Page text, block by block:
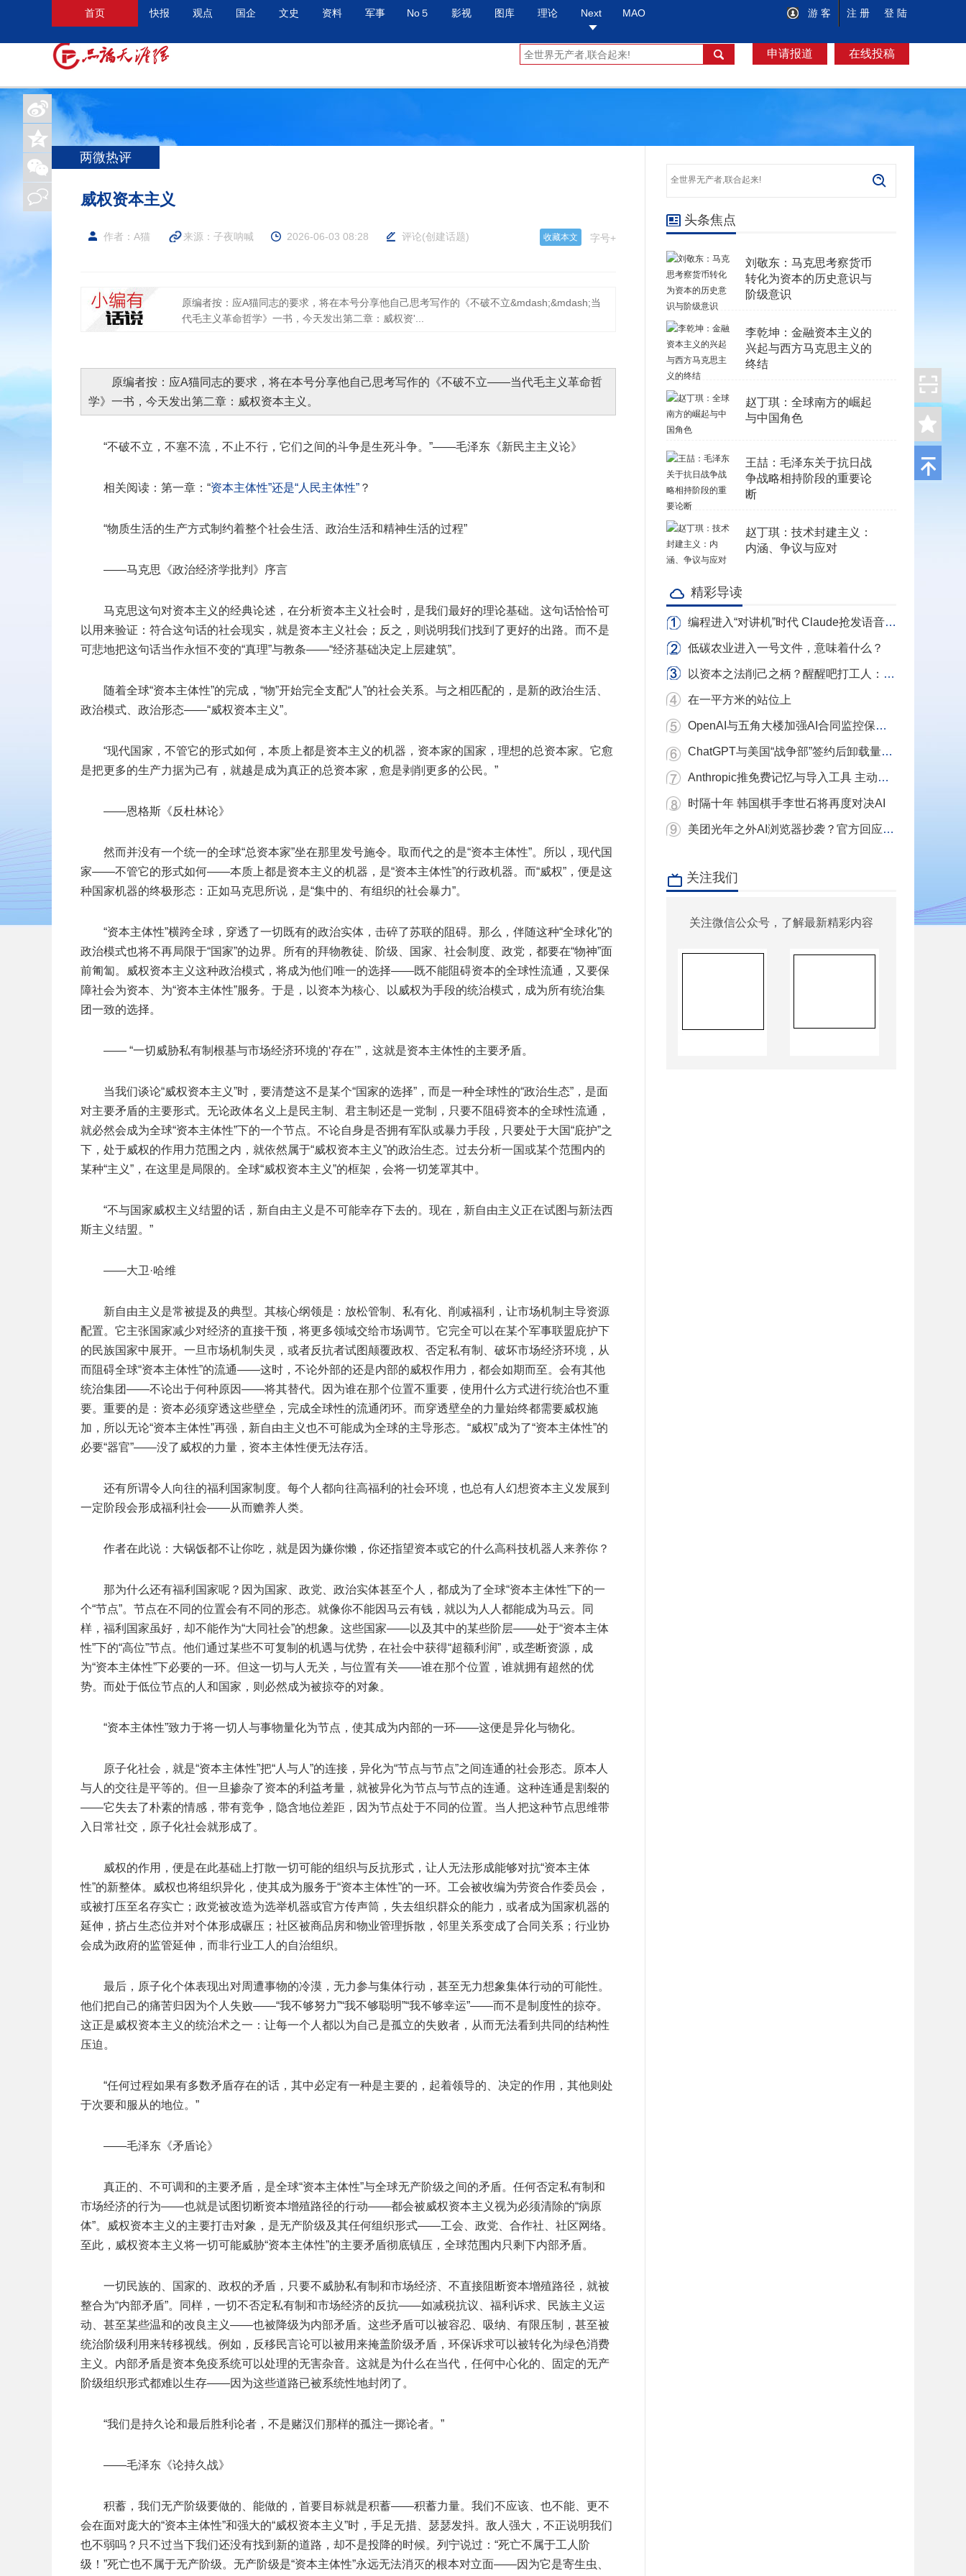
首页 快报 观点 国企 文史 资料 军事 No５ 影视 图库 理论 Next MAO 游 客 注 册 登 陆
申请报道 在线投稿
两微热评
威权资本主义
字号+
作者：A猫 来源： 子夜呐喊 2026-06-03 08:28 评论(创建话题) 收藏本文
原编者按：应A猫同志的要求，将在本号分享他自己思考写作的《不破不立&mdash;&mdash;当
代毛主义革命哲学》一书，今天发出第二章：威权资'...
原编者按：应A猫同志的要求，将在本号分享他自己思考写作的《不破不立——当代毛主义革命哲
学》一书，今天发出第二章：威权资本主义。
“不破不立，不塞不流，不止不行，它们之间的斗争是生死斗争。”——毛泽东《新民主主义论》
相关阅读：第一章：“资本主体性”还是“人民主体性” ？
“物质生活的生产方式制约着整个社会生活、政治生活和精神生活的过程”
——马克思《政治经济学批判》序言
马克思这句对资本主义的经典论述，在分析资本主义社会时，是我们最好的理论基础。这句话恰恰可
以用来验证：符合这句话的社会现实，就是资本主义社会；反之，则说明我们找到了更好的出路。而不是
可悲地把这句话当作永恒不变的“真理”与教条——“经济基础决定上层建筑”。
随着全球“资本主体性”的完成，“物”开始完全支配“人”的社会关系。与之相匹配的，是新的政治生活、
政治模式、政治形态——“威权资本主义”。
“现代国家，不管它的形式如何，本质上都是资本主义的机器，资本家的国家，理想的总资本家。它愈
是把更多的生产力据为己有，就越是成为真正的总资本家，愈是剥削更多的公民。”
——恩格斯《反杜林论》
然而并没有一个统一的全球“总资本家”坐在那里发号施令。取而代之的是“资本主体性”。所以，现代国
家——不管它的形式如何——本质上都是资本主义的机器，是“资本主体性”的行政机器。而“威权”，便是这
种国家机器的终极形态：正如马克思所说，是“集中的、有组织的社会暴力”。
“资本主体性”横跨全球，穿透了一切既有的政治实体，击碎了苏联的阻碍。那么，伴随这种“全球化”的
政治模式也将不再局限于“国家”的边界。所有的拜物教徒、阶级、国家、社会制度、政党，都要在“物神”面
前匍匐。威权资本主义这种政治模式，将成为他们唯一的选择——既不能阻碍资本的全球性流通，又要保
障社会为资本、为“资本主体性”服务。于是，以资本为核心、以威权为手段的统治模式，成为所有统治集
团一致的选择。
—— “一切威胁私有制根基与市场经济环境的‘存在’”，这就是资本主体性的主要矛盾。
当我们谈论“威权资本主义”时，要清楚这不是某个“国家的选择”，而是一种全球性的“政治生态”，是面
对主要矛盾的主要形式。无论政体名义上是民主制、君主制还是一党制，只要不阻碍资本的全球性流通，
就必然会成为全球“资本主体性”下的一个节点。不论自身是否拥有军队或暴力手段，只要处于大国“庇护”之
下，处于威权的作用力范围之内，就依然属于“威权资本主义”的政治生态。过去分析一国或某个范围内的
某种“主义”，在这里是局限的。全球“威权资本主义”的框架，会将一切笼罩其中。
“不与国家威权主义结盟的话，新自由主义是不可能幸存下去的。现在，新自由主义正在试图与新法西
斯主义结盟。”
——大卫·哈维
新自由主义是常被提及的典型。其核心纲领是：放松管制、私有化、削减福利，让市场机制主导资源
配置。它主张国家减少对经济的直接干预，将更多领域交给市场调节。它完全可以在某个军事联盟庇护下
的民族国家中展开。一旦市场机制失灵，或者反抗者试图颠覆政权、否定私有制、破坏市场经济环境，从
而阻碍全球“资本主体性”的流通——这时，不论外部的还是内部的威权作用力，都会如期而至。会有其他
统治集团——不论出于何种原因——将其替代。因为谁在那个位置不重要，使用什么方式进行统治也不重
要。重要的是：资本必须穿透这些壁垒，完成全球性的流通闭环。而穿透壁垒的力量始终都需要威权施
加，所以无论“资本主体性”再强，新自由主义也不可能成为全球的主导形态。“威权”成为了“资本主体性”的
必要“器官”——没了威权的力量，资本主体性便无法存活。
还有所谓令人向往的福利国家制度。每个人都向往高福利的社会环境，也总有人幻想资本主义发展到
一定阶段会形成福利社会——从而赡养人类。
作者在此说：大锅饭都不让你吃，就是因为嫌你懒，你还指望资本或它的什么高科技机器人来养你？
那为什么还有福利国家呢？因为国家、政党、政治实体甚至个人，都成为了全球“资本主体性”下的一
个“节点”。节点在不同的位置会有不同的形态。就像你不能因马云有钱，就以为人人都能成为马云。同
样，福利国家虽好，却不能作为“大同社会”的想象。这些国家——以及其中的某些阶层——处于“资本主体
性”下的“高位”节点。他们通过某些不可复制的机遇与优势，在社会中获得“超额利润”，或垄断资源，成
为“资本主体性”下必要的一环。但这一切与人无关，与位置有关——谁在那个位置，谁就拥有超然的优
势。而处于低位节点的人和国家，则必然成为被掠夺的对象。
“资本主体性”致力于将一切人与事物量化为节点，使其成为内部的一环——这便是异化与物化。
原子化社会，就是“资本主体性”把“人与人”的连接，异化为“节点与节点”之间连通的社会形态。原本人
与人的交往是平等的。但一旦掺杂了资本的利益考量，就被异化为节点与节点的连通。这种连通是割裂的
——它失去了朴素的情感，带有竞争，隐含地位差距，因为节点处于不同的位置。当人把这种节点思维带
入日常社交，原子化社会就形成了。
威权的作用，便是在此基础上打散一切可能的组织与反抗形式，让人无法形成能够对抗“资本主体
性”的新整体。威权也将组织异化，使其成为服务于“资本主体性”的一环。工会被收编为劳资合作委员会，
或被打压至名存实亡；政党被改造为选举机器或官方传声筒，失去组织群众的能力，或者成为国家机器的
延伸，挤占生态位并对个体形成碾压；社区被商品房和物业管理拆散，邻里关系变成了合同关系；行业协
会成为政府的监管延伸，而非行业工人的自治组织。
最后，原子化个体表现出对周遭事物的冷漠，无力参与集体行动，甚至无力想象集体行动的可能性。
他们把自己的痛苦归因为个人失败——“我不够努力”“我不够聪明”“我不够幸运”——而不是制度性的掠夺。
这正是威权资本主义的统治术之一：让每一个人都以为自己是孤立的失败者，从而无法看到共同的结构性
压迫。
“任何过程如果有多数矛盾存在的话，其中必定有一种是主要的，起着领导的、决定的作用，其他则处
于次要和服从的地位。”
——毛泽东《矛盾论》
真正的、不可调和的主要矛盾，是全球“资本主体性”与全球无产阶级之间的矛盾。任何否定私有制和
市场经济的行为——也就是试图切断资本增殖路径的行动——都会被威权资本主义视为必须清除的“病原
体”。威权资本主义的主要打击对象，是无产阶级及其任何组织形式——工会、政党、合作社、社区网络。
至此，威权资本主义将一切可能威胁“资本主体性”的主要矛盾彻底镇压，全球范围内只剩下内部矛盾。
一切民族的、国家的、政权的矛盾，只要不威胁私有制和市场经济、不直接阻断资本增殖路径，就被
整合为“内部矛盾”。同样，一切不否定私有制和市场经济的反抗——如减税抗议、福利诉求、民族主义运
动、甚至某些温和的改良主义——也被降级为内部矛盾。这些矛盾可以被容忍、吸纳、有限压制，甚至被
统治阶级利用来转移视线。例如，反移民言论可以被用来掩盖阶级矛盾，环保诉求可以被转化为绿色消费
主义。内部矛盾是资本免疫系统可以处理的无害杂音。这就是为什么在当代，任何中心化的、固定的无产
阶级组织形式都难以生存——因为这些道路已被系统性地封闭了。
“我们是持久论和最后胜利论者，不是赌汉们那样的孤注一掷论者。”
——毛泽东《论持久战》
积蓄，我们无产阶级要做的、能做的，首要目标就是积蓄——积蓄力量。我们不应该、也不能、更不
会在面对庞大的“资本主体性”和强大的“威权资本主义”时，手足无措、瑟瑟发抖。敌人强大，不正说明我们
也不弱吗？只不过当下我们还没有找到新的道路，却不是投降的时候。列宁说过：“死亡不属于工人阶
级！”死亡也不属于无产阶级。无产阶级是“资本主体性”永远无法消灭的根本对立面——因为它是寄生虫、
头条焦点
刘敬东：马克思考察货币
转化为资本的历史意识与
阶级意识
李乾坤：金融资本主义的
兴起与西方马克思主义的
终结
赵丁琪：全球南方的崛起
与中国角色
王喆：毛泽东关于抗日战
争战略相持阶段的重要论
断
赵丁琪：技术封建主义：
内涵、争议与应对
精彩导读
编程进入“对讲机”时代 Claude抢发语音写代码 转录Token全免费
低碳农业进入一号文件，意味着什么？
以资本之法削己之柄？醒醒吧打工人：别用镣铐当武器，我们要的是砸碎镣铐的铁锤！
在一平方米的站位上
OpenAI与五角大楼加强AI合同监控保护条款
ChatGPT与美国“战争部”签约后卸载量单日激增近三倍 Claude下载量飙升
Anthropic推免费记忆与导入工具 主动挖角ChatGPT用户
时隔十年 韩国棋手李世石将再度对决AI
美团光年之外AI浏览器抄袭？官方回应：充分尊重和理解原作者 已移除相关项目
关注我们
关注微信公众号，了解最新精彩内容
添加收藏